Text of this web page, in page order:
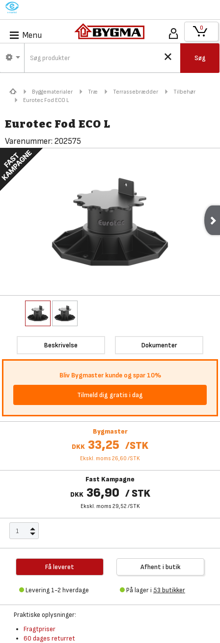
M
Menu
Søg
0
Byggematerialer Træ Terrassebrædder
Tilbehør
Eurotec Fod ECO L
Eurotec Fod ECO L
Varenummer: 202575
Beskrivelse Dokumenter
Bliv Bygmaster kunde og spar 10%
Tilmeld dig gratis i dag
Bygmaster
DKK 33,25 /STK
Ekskl. moms 26,60 /STK
Fast Kampagne
DKK 36,90 / STK
Ekskl. moms 29,52 /STK
Få leveret
Levering 1-2 hverdage
Afhent i butik
På lager i 53 butikker
Praktiske oplysninger:
Fragtpriser
60 dages returret